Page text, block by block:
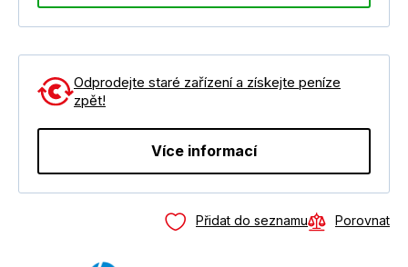
Odprodejte staré zařízení a získejte peníze
zpět!
Více informací
Přidat do seznamu Porovnat